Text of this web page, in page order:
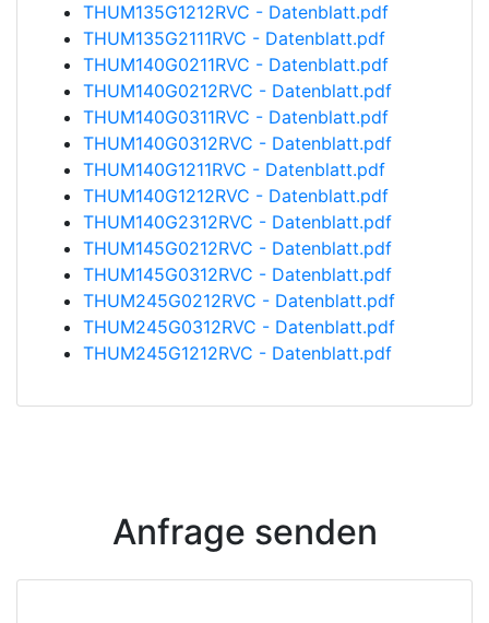
THUM135G1212RVC - Datenblatt.pdf
THUM135G2111RVC - Datenblatt.pdf
THUM140G0211RVC - Datenblatt.pdf
THUM140G0212RVC - Datenblatt.pdf
THUM140G0311RVC - Datenblatt.pdf
THUM140G0312RVC - Datenblatt.pdf
THUM140G1211RVC - Datenblatt.pdf
THUM140G1212RVC - Datenblatt.pdf
THUM140G2312RVC - Datenblatt.pdf
THUM145G0212RVC - Datenblatt.pdf
THUM145G0312RVC - Datenblatt.pdf
THUM245G0212RVC - Datenblatt.pdf
THUM245G0312RVC - Datenblatt.pdf
THUM245G1212RVC - Datenblatt.pdf
Anfrage senden